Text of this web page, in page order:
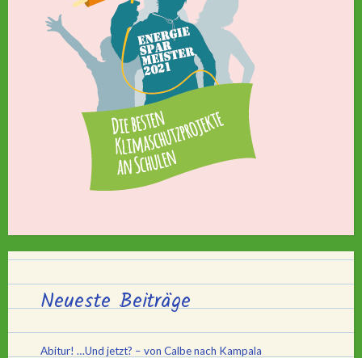
Neueste Beiträge
Abitur! …Und jetzt? – von Calbe nach Kampala